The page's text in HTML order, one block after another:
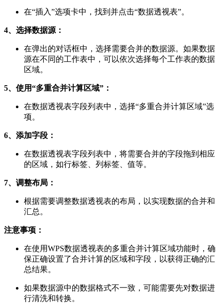
在“插入”选项卡中，找到并点击“数据透视表”。
4、选择数据源：
在弹出的对话框中，选择需要合并的数据源。如果数据
源在不同的工作表中，可以依次选择每个工作表的数据
区域。
5、使用“多重合并计算区域”：
在数据透视表字段列表中，选择“多重合并计算区域”选
项。
6、添加字段：
在数据透视表字段列表中，将需要合并的字段拖到相应
的区域，如行标签、列标签、值等。
7、调整布局：
根据需要调整数据透视表的布局，以实现数据的合并和
汇总。
注意事项：
在使用WPS数据透视表的多重合并计算区域功能时，确
保正确设置了合并计算的区域和字段，以获得正确的汇
总结果。
如果数据源中的数据格式不一致，可能需要先对数据进
行清洗和转换。